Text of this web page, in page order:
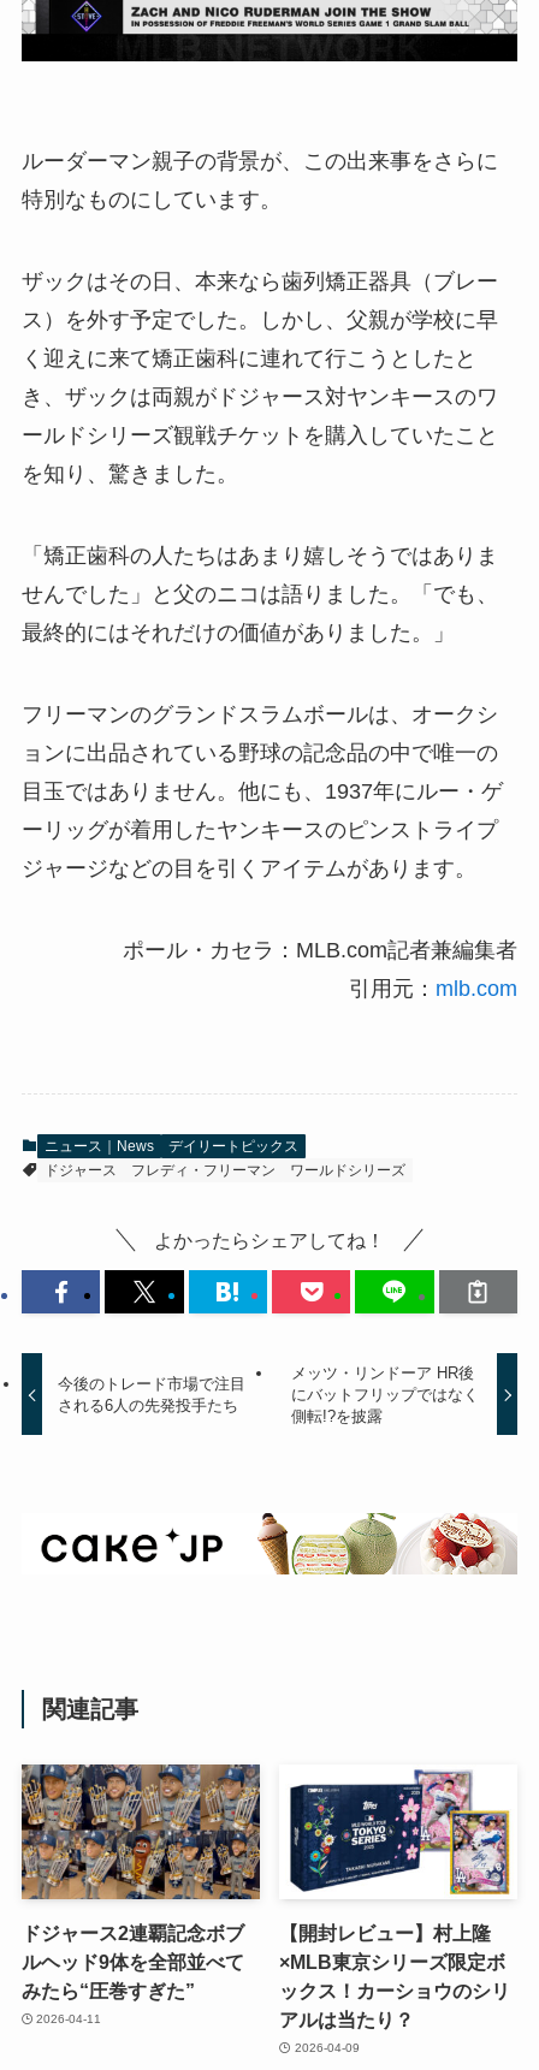
ルーダーマン親子の背景が、この出来事をさらに
特別なものにしています。
ザックはその日、本来なら歯列矯正器具（ブレー
ス）を外す予定でした。しかし、父親が学校に早
く迎えに来て矯正歯科に連れて行こうとしたと
き、ザックは両親がドジャース対ヤンキースのワ
ールドシリーズ観戦チケットを購入していたこと
を知り、驚きました。
「矯正歯科の人たちはあまり嬉しそうではありま
せんでした」と父のニコは語りました。「でも、
最終的にはそれだけの価値がありました。」
フリーマンのグランドスラムボールは、オークシ
ョンに出品されている野球の記念品の中で唯一の
目玉ではありません。他にも、1937年にルー・ゲ
ーリッグが着用したヤンキースのピンストライプ
ジャージなどの目を引くアイテムがあります。
ポール・カセラ：MLB.com記者兼編集者
引用元： mlb.com
ニュース｜News
デイリートピックス
ドジャース
フレディ・フリーマン ワールドシリーズ
よかったらシェアしてね！
今後のトレード市場で注目
される6人の先発投手たち
メッツ・リンドーア HR後
にバットフリップではなく
側転!?を披露
関連記事
ドジャース2連覇記念ボブ
ルヘッド9体を全部並べて
みたら“圧巻すぎた”
2026-04-11
【開封レビュー】村上隆
×MLB東京シリーズ限定ボ
ックス！カーショウのシリ
アルは当たり？
2026-04-09